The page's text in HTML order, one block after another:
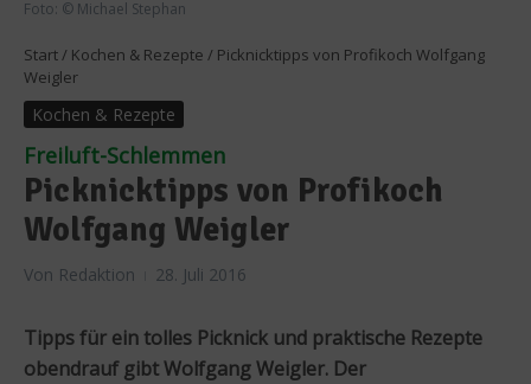
Foto: © Michael Stephan
Start / Kochen & Rezepte / Picknicktipps von Profikoch Wolfgang
Weigler
Kochen & Rezepte
Freiluft-Schlemmen
Picknicktipps von Profikoch
Wolfgang Weigler
Von Redaktion 28. Juli 2016
Tipps für ein tolles Picknick und praktische Rezepte
obendrauf gibt Wolfgang Weigler. Der